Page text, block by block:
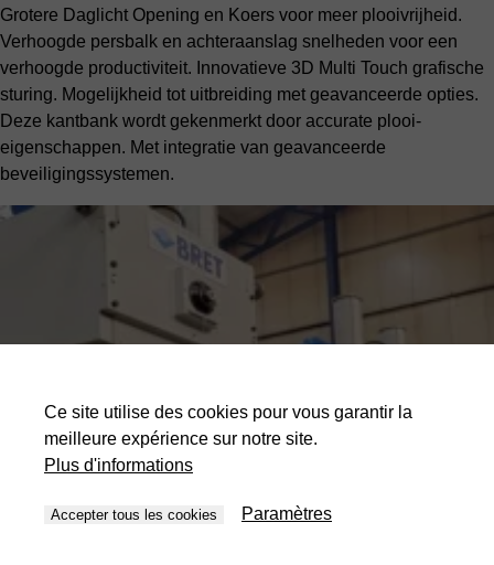
Grotere Daglicht Opening en Koers voor meer plooivrijheid.
Verhoogde persbalk en achteraanslag snelheden voor een
verhoogde productiviteit. Innovatieve 3D Multi Touch grafische
sturing. Mogelijkheid tot uitbreiding met geavanceerde opties.
Deze kantbank wordt gekenmerkt door accurate plooi-
eigenschappen. Met integratie van geavanceerde
beveiligingssystemen.
Ce site utilise des cookies pour vous garantir la
meilleure expérience sur notre site.
Plus d'informations
Accepter tous les cookies Paramètres